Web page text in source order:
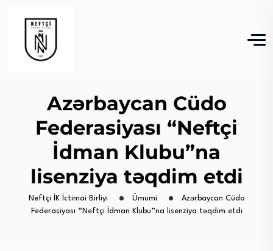
Azərbaycan Cüdo
Federasiyası “Neftçi
İdman Klubu”na
lisenziya təqdim etdi
Neftçi İK İctimai Birliyi Ümumi
Azərbaycan Cüdo
Federasiyası “Neftçi İdman Klubu”na lisenziya təqdim etdi